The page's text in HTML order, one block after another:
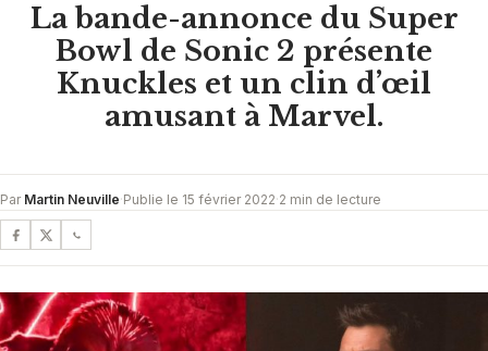
La bande-annonce du Super
Bowl de Sonic 2 présente
Knuckles et un clin d’œil
amusant à Marvel.
Par Martin Neuville·Publie le 15 février 2022·2 min de lecture